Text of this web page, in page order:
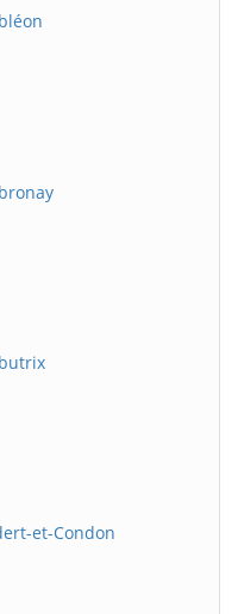
et-Condon